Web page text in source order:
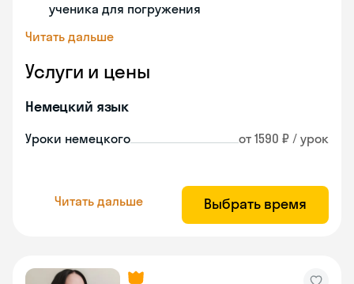
ученика для погружения
Читать дальше
Услуги и цены
Немецкий язык
Уроки немецкого от 1590 ₽ / урок
Читать дальше Выбрать время